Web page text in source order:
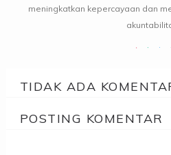
meningkatkan kepercayaan dan
TIDAK ADA
POSTING KOMENTAR